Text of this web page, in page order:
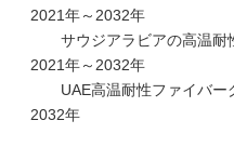
2021年～2032年
サウジアラビアの高温耐
2021年～2032年
UAE高温耐性ファイバー
2032年